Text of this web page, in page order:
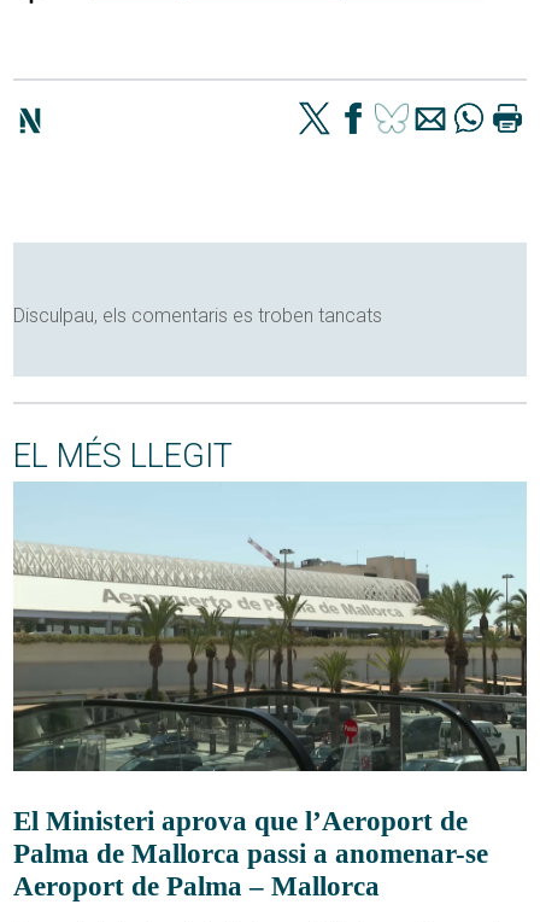
Disculpau, els comentaris es troben tancats
EL MÉS LLEGIT
El Ministeri aprova que l’Aeroport de
Palma de Mallorca passi a anomenar-se
Aeroport de Palma – Mallorca